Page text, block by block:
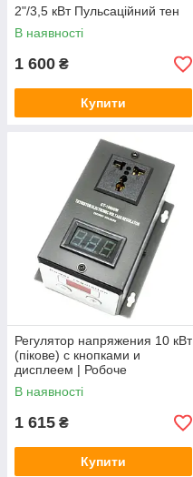
2"/3,5 кВт Пульсаційний тен
В наявності
1 600 ₴
Купити
Регулятор напряжения 10 кВт
(пікове) с кнопками и
дисплеем | Робоче
навантаження- 5-6 кВт!
В наявності
1 615 ₴
Купити